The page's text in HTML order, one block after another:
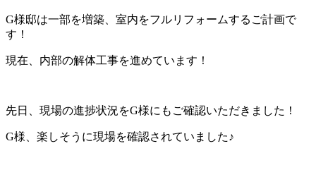
G様邸は一部を増築、室内をフルリフォームするご計画で
す！
現在、内部の解体工事を進めています！
先日、現場の進捗状況をG様にもご確認いただきました！
G様、楽しそうに現場を確認されていました♪